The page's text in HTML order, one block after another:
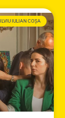
IULIAN COȘA